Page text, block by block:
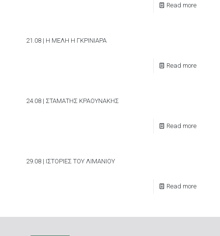
Read more
21.08 | Η ΜΕΛΗ Η ΓΚΡΙΝΙΑΡΑ
Read more
24.08 | ΣΤΑΜΑΤΗΣ ΚΡΑΟΥΝΑΚΗΣ
Read more
29.08 | ΙΣΤΟΡΙΕΣ ΤΟΥ ΛΙΜΑΝΙΟΥ
Read more